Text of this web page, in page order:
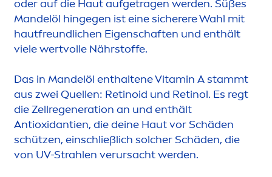
oder auf die Haut aufgetragen werden. Süßes
Mandelöl hingegen ist eine sicherere Wahl mit
hautfreundlichen Eigenschaften und enthält
viele wertvolle Nährstoffe.
Das in Mandelöl enthalteneVitamin A stammt
aus zwei Quellen: Retinoid und Retinol. Es regt
die Zellregeneration an und enthält
Antioxidantien, die deine Haut vor Schäden
schützen, einschließlich solcher Schäden, die
von UV-Strahlen verursacht werden.